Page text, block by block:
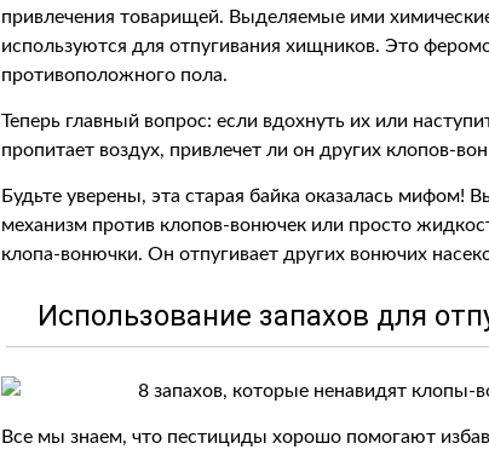
привлечения товарищей. Выделяемые ими
используются для отпугивания хищников. Это
противоположного пола.
Теперь главный вопрос: если вдохнуть их или
пропитает воздух, привлечет ли он других клопов-
Будьте уверены, эта старая байка оказалась
механизм против клопов-вонючек или просто
клопа-вонючки. Он отпугивает других вонючих
Использование запахов для
Все мы знаем, что пестициды хорошо помогают